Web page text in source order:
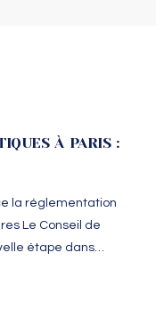
À PARIS :
la réglementation
Le Conseil de
étape dans…